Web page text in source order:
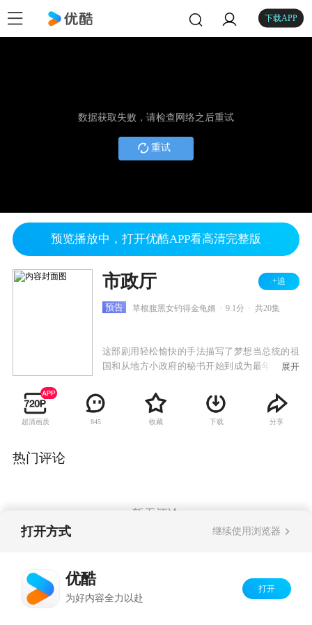
下载APP
数据获取失败，请检查网络之后重试
重试
预览播放中，打开优酷APP看高清完整版
市政厅 +追
预告 草根腹黑女钓得金龟婿 9.1分 共20集
这部剧用轻松愉快的手法描写了梦想当总统的祖
国和从地方小政府的秘书开始到成为最年轻市长
九年来一直在家待业的辛未来终于接到了通过10
级公务员考试的通知，虽然只是一个在政府里端
茶倒水的职务，但是她仍很兴奋，梦想有朝一日
展开
超清画质 845 收藏 下载 分享
热门评论
暂无评论
打开方式 继续使用浏览器
优酷
为好内容全力以赴
打开